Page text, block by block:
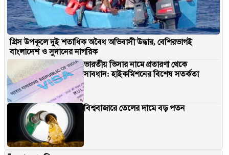
গ্রিস উপকূলে দুই শতাধিক অবৈধ অভিবাসী উদ্ধার, বেশিরভাগই
বাংলাদেশ ও সুদানের নাগরিক
ভারতীয় ভিসার নামে প্রতারণা থেকে
সাবধান: হাইকমিশনের বিশেষ সতর্কতা
বিশ্ববাজারে তেলের দামে বড় পতন